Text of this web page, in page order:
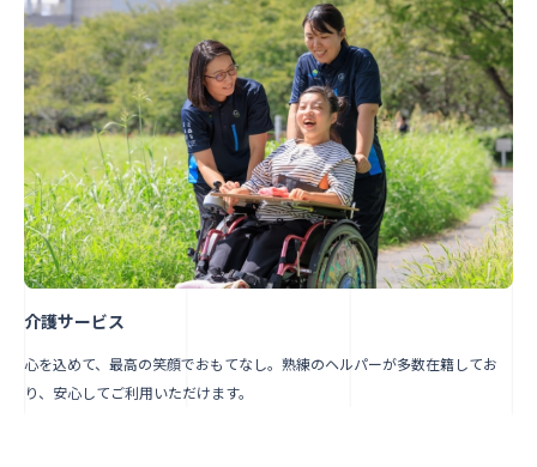
介護サービス
心を込めて、最高の笑顔でおもてなし。熟練のヘルパーが多数在籍してお
り、安心してご利用いただけます。